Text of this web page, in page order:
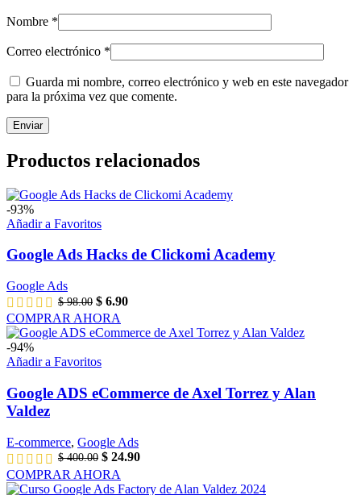
Nombre *
Correo electrónico *
Guarda mi nombre, correo electrónico y web en este navegador
para la próxima vez que comente.
Productos relacionados
-93%
Añadir a Favoritos
Google Ads Hacks de Clickomi Academy
Google Ads
$98.00 $ 6.90
COMPRAR AHORA
-94%
Añadir a Favoritos
Google ADS eCommerce de Axel Torrez y Alan
Valdez
E-commerce, Google Ads
$400.00 $ 24.90
COMPRAR AHORA